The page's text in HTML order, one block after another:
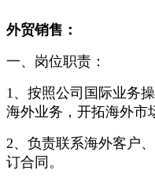
外贸销售：
一、岗位职责：
1、按照公司国际业务
海外业务，开拓海外市
2、负责联系海外客户
订合同。